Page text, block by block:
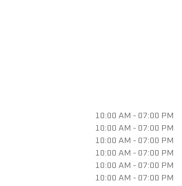
10:00 AM - 07:00 PM
10:00 AM - 07:00 PM
10:00 AM - 07:00 PM
10:00 AM - 07:00 PM
10:00 AM - 07:00 PM
10:00 AM - 07:00 PM